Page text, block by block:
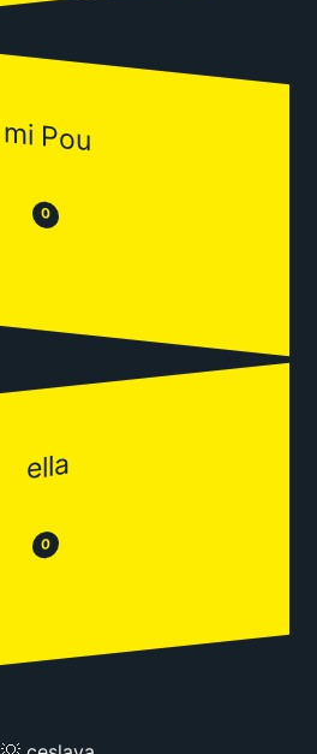
mi Pou
😒 0 😂
ella
😒 0 😂